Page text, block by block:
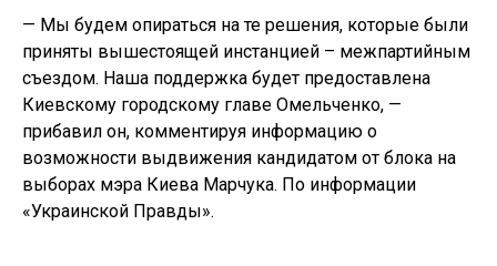
— Мы будем опираться на те решения, которые были
приняты вышестоящей инстанцией – межпартийным
съездом. Наша поддержка будет предоставлена
Киевскому городскому главе Омельченко, —
прибавил он, комментируя информацию о
возможности выдвижения кандидатом от блока на
выборах мэра Киева Марчука. По информации
«Украинской Правды».